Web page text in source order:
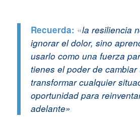
Recuerda: «la resiliencia
ignorar el dolor, sino
usarlo como una fuerza
tienes el poder de
transformar cualquier
oportunidad para
adelante»